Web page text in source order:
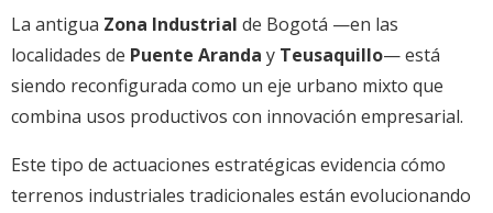
La antigua Zona Industrial de Bogotá —en las
localidades de Puente Aranda y Teusaquillo— está
siendo reconfigurada como un eje urbano mixto que
combina usos productivos con innovación empresarial.
Este tipo de actuaciones estratégicas evidencia cómo
terrenos industriales tradicionales están evolucionando